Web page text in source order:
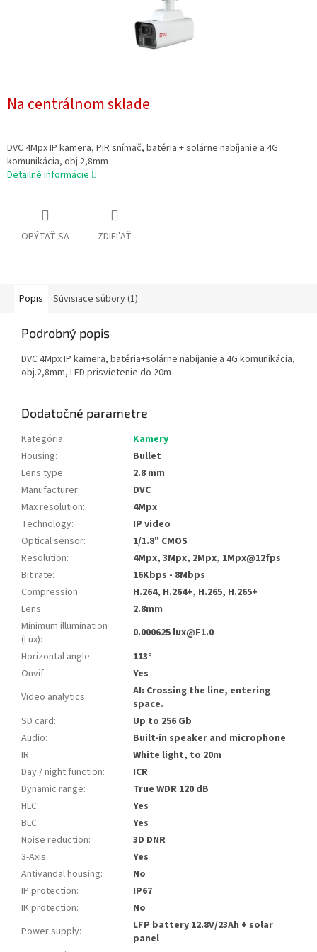
Na centrálnom sklade
DVC 4Mpx IP kamera, PIR snímač, batéria + solárne nabíjanie a 4G
komunikácia, obj.2,8mm
Detailné informácie
OPÝTAŤ SA ZDIEĽAŤ
Popis Súvisiace súbory (1)
Podrobný popis
DVC 4Mpx IP kamera, batéria+solárne nabíjanie a 4G komunikácia,
obj.2,8mm, LED prisvietenie do 20m
Dodatočné parametre
Kategória:
Kamery
Housing:
Bullet
Lens type:
2.8 mm
Manufacturer:
DVC
Max resolution:
4Mpx
Technology:
IP video
Optical sensor:
1/1.8" CMOS
Resolution:
4Mpx, 3Mpx, 2Mpx, 1Mpx@12fps
Bit rate:
16Kbps - 8Mbps
Compression:
H.264, H.264+, H.265, H.265+
Lens:
2.8mm
Minimum illumination
(Lux):
0.000625 lux@F1.0
Horizontal angle:
113°
Onvif:
Yes
Video analytics:
AI: Crossing the line, entering
space.
SD card:
Up to 256 Gb
Audio:
Built-in speaker and microphone
IR:
White light, to 20m
Day / night function:
ICR
Dynamic range:
True WDR 120 dB
HLC:
Yes
BLC:
Yes
Noise reduction:
3D DNR
3-Axis:
Yes
Antivandal housing:
No
IP protection:
IP67
IK protection:
No
Power supply:
LFP battery 12.8V/23Ah + solar
panel